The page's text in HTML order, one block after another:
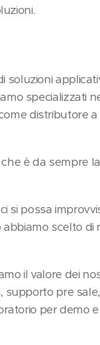
soluzioni
specializzati
distributore
è da sempre
si possa
scelto
il valore dei
supporto pre
per demo